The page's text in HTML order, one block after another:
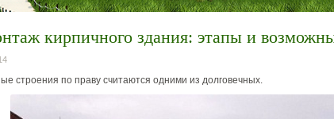
кирпичного здания: этапы и
строения по праву считаются одними из долговечных.